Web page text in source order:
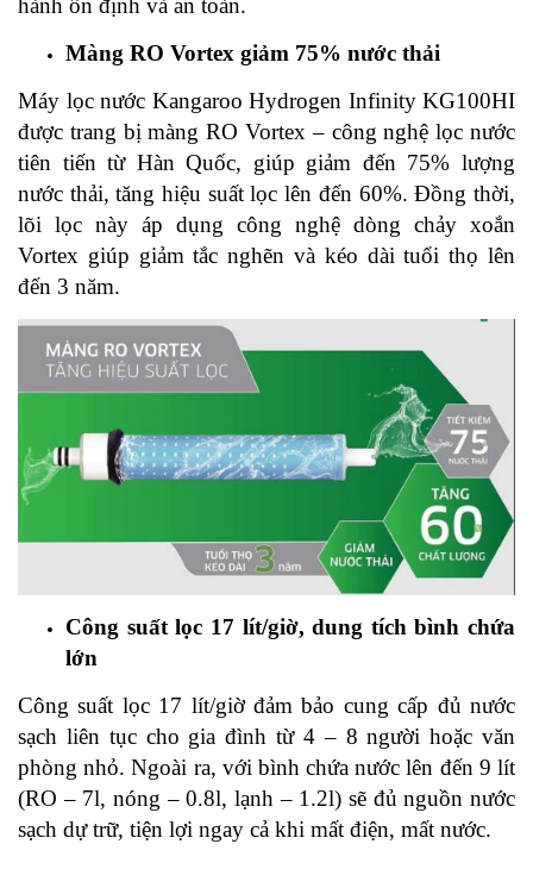
Màng RO Vortex giảm 75% nước thải
Máy lọc nước Kangaroo Hydrogen Infinity KG100HI
được trang bị màng RO Vortex – công nghệ lọc nước
tiên tiến từ Hàn Quốc, giúp giảm đến 75% lượng
nước thải, tăng hiệu suất lọc lên đến 60%. Đồng thời,
lõi lọc này áp dụng công nghệ dòng chảy xoắn
Vortex giúp giảm tắc nghẽn và kéo dài tuổi thọ lên
đến 3 năm.
Công suất lọc 17 lít/giờ, dung tích bình chứa
lớn
Công suất lọc 17 lít/giờ đảm bảo cung cấp đủ nước
sạch liên tục cho gia đình từ 4 – 8 người hoặc văn
phòng nhỏ. Ngoài ra, với bình chứa nước lên đến 9 lít
(RO – 7l, nóng – 0.8l, lạnh – 1.2l) sẽ đủ nguồn nước
sạch dự trữ, tiện lợi ngay cả khi mất điện, mất nước.